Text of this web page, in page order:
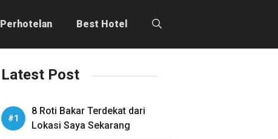
Perhotelan Best Hotel
Latest Post
8 Roti Bakar Terdekat dari
Lokasi Saya Sekarang